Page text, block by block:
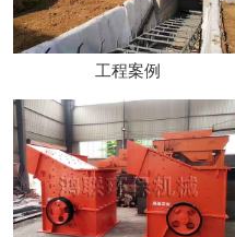
工程案例